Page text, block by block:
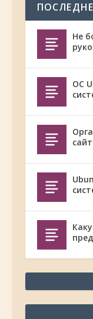
Не
ОС